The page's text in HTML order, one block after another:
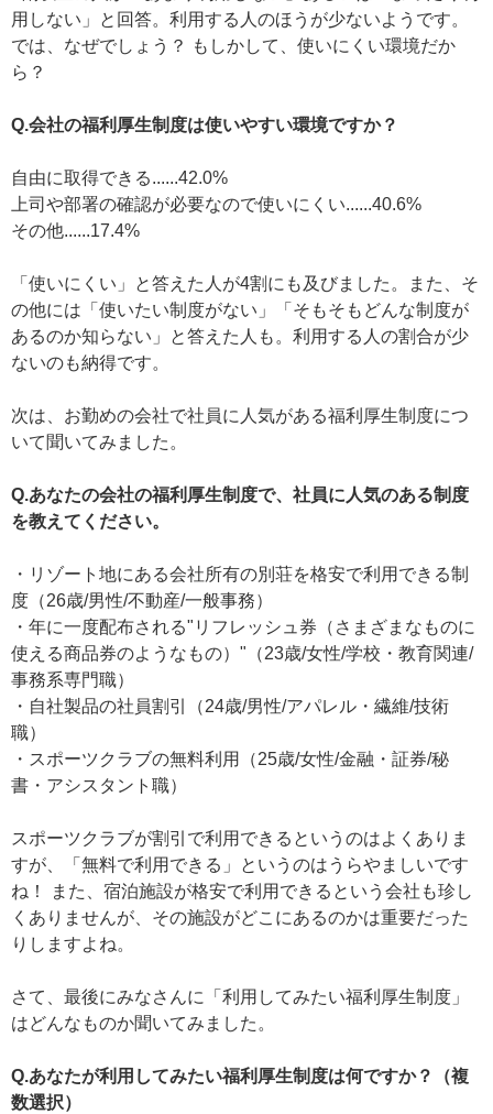
用しない」と回答。利用する人のほうが少ないようです。
では、なぜでしょう？ もしかして、使いにくい環境だか
ら？
Q.会社の福利厚生制度は使いやすい環境ですか？
自由に取得できる......42.0%
上司や部署の確認が必要なので使いにくい......40.6%
その他......17.4%
「使いにくい」と答えた人が4割にも及びました。また、そ
の他には「使いたい制度がない」「そもそもどんな制度が
あるのか知らない」と答えた人も。利用する人の割合が少
ないのも納得です。
次は、お勤めの会社で社員に人気がある福利厚生制度につ
いて聞いてみました。
Q.あなたの会社の福利厚生制度で、社員に人気のある制度
を教えてください。
・リゾート地にある会社所有の別荘を格安で利用できる制
度（26歳/男性/不動産/一般事務）
・年に一度配布される"リフレッシュ券（さまざまなものに
使える商品券のようなもの）"（23歳/女性/学校・教育関連/
事務系専門職）
・自社製品の社員割引（24歳/男性/アパレル・繊維/技術
職）
・スポーツクラブの無料利用（25歳/女性/金融・証券/秘
書・アシスタント職）
スポーツクラブが割引で利用できるというのはよくありま
すが、「無料で利用できる」というのはうらやましいです
ね！ また、宿泊施設が格安で利用できるという会社も珍し
くありませんが、その施設がどこにあるのかは重要だった
りしますよね。
さて、最後にみなさんに「利用してみたい福利厚生制度」
はどんなものか聞いてみました。
Q.あなたが利用してみたい福利厚生制度は何ですか？（複
数選択）